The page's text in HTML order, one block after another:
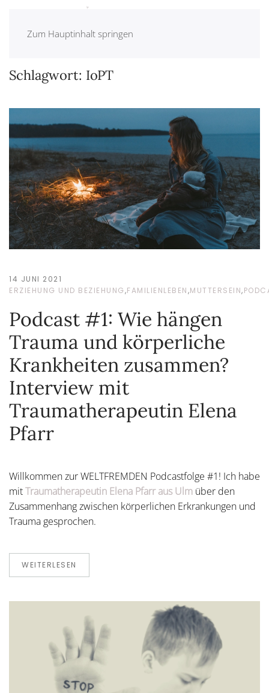
Zum Hauptinhalt springen
Schlagwort: IoPT
14 JUNI 2021
ERZIEHUNG UND BEZIEHUNG,FAMILIENLEBEN,MUTTERSEIN,
Podcast #1: Wie hängen
Trauma und körperliche
Krankheiten zusammen?
Interview mit
Traumatherapeutin Elena
Pfarr
Willkommen zur WELTFREMDEN Podcastfolge #1! Ich habe
mitTraumatherapeutin Elena Pfarr aus Ulm über den
Zusammenhang zwischen körperlichen Erkrankungen und
Trauma gesprochen.
WEITERLESEN